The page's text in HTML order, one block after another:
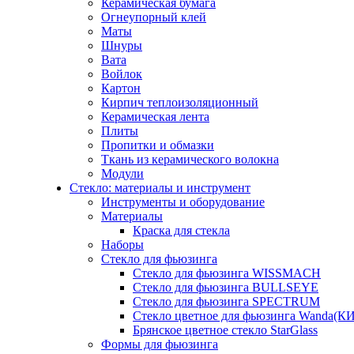
Керамическая бумага
Огнеупорный клей
Маты
Шнуры
Вата
Войлок
Картон
Кирпич теплоизоляционный
Керамическая лента
Плиты
Пропитки и обмазки
Ткань из керамического волокна
Модули
Стекло: материалы и инструмент
Инструменты и оборудование
Материалы
Краска для стекла
Наборы
Стекло для фьюзинга
Стекло для фьюзинга WISSMACH
Стекло для фьюзинга BULLSEYE
Стекло для фьюзинга SPECTRUM
Стекло цветное для фьюзинга
Брянское цветное стекло StarGlass
Формы для фьюзинга